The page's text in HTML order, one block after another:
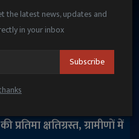
the latest news, updates and
in your inbox
Subscribe
क्षतिग्रस्त, ग्रामीणों में